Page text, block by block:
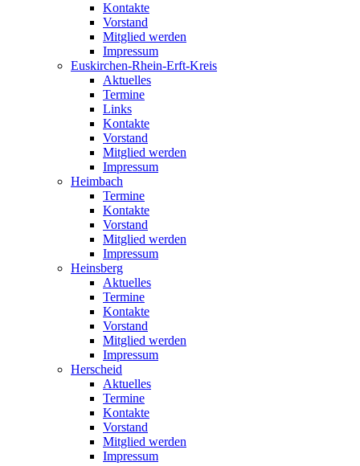
Kontakte
Vorstand
Mitglied werden
Impressum
Euskirchen-Rhein-Erft-Kreis
Aktuelles
Termine
Links
Kontakte
Vorstand
Mitglied werden
Impressum
Heimbach
Termine
Kontakte
Vorstand
Mitglied werden
Impressum
Heinsberg
Aktuelles
Termine
Kontakte
Vorstand
Mitglied werden
Impressum
Herscheid
Aktuelles
Termine
Kontakte
Vorstand
Mitglied werden
Impressum